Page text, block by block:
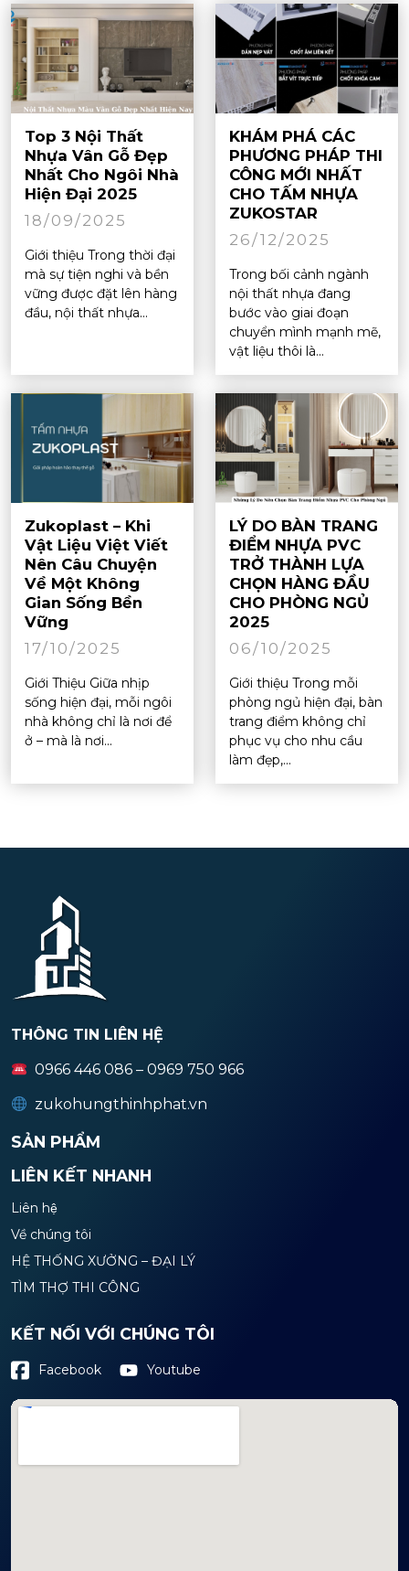
Top 3 Nội Thất
Nhựa Vân Gỗ Đẹp
Nhất Cho Ngôi Nhà
Hiện Đại 2025
18/09/2025
Giới thiệu Trong thời đại
mà sự tiện nghi và bền
vững được đặt lên hàng
đầu, nội thất nhựa...
KHÁM PHÁ CÁC
PHƯƠNG PHÁP THI
CÔNG MỚI NHẤT
CHO TẤM NHỰA
ZUKOSTAR
26/12/2025
Trong bối cảnh ngành
nội thất nhựa đang
bước vào giai đoạn
chuyển mình mạnh mẽ,
vật liệu thôi là...
Zukoplast – Khi
Vật Liệu Việt Viết
Nên Câu Chuyện
Về Một Không
Gian Sống Bền
Vững
17/10/2025
Giới Thiệu Giữa nhịp
sống hiện đại, mỗi ngôi
nhà không chỉ là nơi để
ở – mà là nơi...
LÝ DO BÀN TRANG
ĐIỂM NHỰA PVC
TRỞ THÀNH LỰA
CHỌN HÀNG ĐẦU
CHO PHÒNG NGỦ
2025
06/10/2025
Giới thiệu Trong mỗi
phòng ngủ hiện đại, bàn
trang điểm không chỉ
phục vụ cho nhu cầu
làm đẹp,...
THÔNG TIN LIÊN HỆ
0966 446 086 – 0969 750 966
zukohungthinhphat.vn
SẢN PHẨM
LIÊN KẾT NHANH
Liên hệ
Về chúng tôi
HỆ THỐNG XƯỞNG – ĐẠI LÝ
TÌM THỢ THI CÔNG
KẾT NỐI VỚI CHÚNG TÔI
Facebook Youtube